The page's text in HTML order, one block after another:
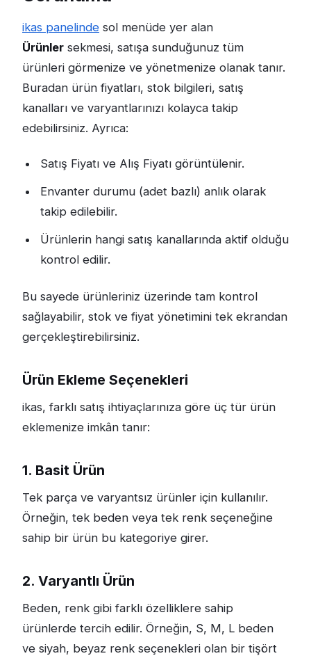
ikas panelinde sol menüde yer alan
Ürünler sekmesi, satışa sunduğunuz tüm
ürünleri görmenize ve yönetmenize olanak tanır.
Buradan ürün fiyatları, stok bilgileri, satış
kanalları ve varyantlarınızı kolayca takip
edebilirsiniz. Ayrıca:
Satış Fiyatı ve Alış Fiyatı görüntülenir.
Envanter durumu (adet bazlı) anlık olarak
takip edilebilir.
Ürünlerin hangi satış kanallarında aktif olduğu
kontrol edilir.
Bu sayede ürünleriniz üzerinde tam kontrol
sağlayabilir, stok ve fiyat yönetimini tek ekrandan
gerçekleştirebilirsiniz.
Ürün Ekleme Seçenekleri
ikas, farklı satış ihtiyaçlarınıza göre üç tür ürün
eklemenize imkân tanır:
1. Basit Ürün
Tek parça ve varyantsız ürünler için kullanılır.
Örneğin, tek beden veya tek renk seçeneğine
sahip bir ürün bu kategoriye girer.
2. Varyantlı Ürün
Beden, renk gibi farklı özelliklere sahip
ürünlerde tercih edilir. Örneğin, S, M, L beden
ve siyah, beyaz renk seçenekleri olan bir tişört